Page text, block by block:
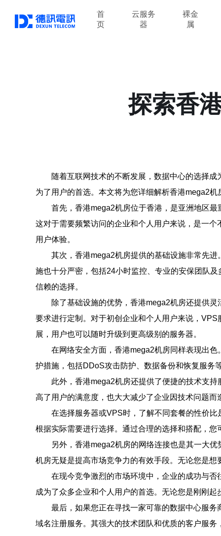
首
页
云服务
器
裸金
属
探索香
随着互联网技术的不断发展，数据中心的选择
为了用户的首选。本文将为您详细解析香港mega2
首先，香港mega2机房位于香港，是亚洲地区
这对于需要频繁访问的企业和个人用户来说，是一
用户体验。
其次，香港mega2机房提供的基础设施非常先
施也十分严密，包括24小时监控、专业的安保团队
信赖的选择。
除了基础设施的优势，香港mega2机房还提供
要求进行定制。对于初创企业和个人用户来说，
展，用户也可以随时升级到更高级别的服务器。
在网络安全方面，香港mega2机房同样表现出
护措施，包括DDoS攻击防护、数据备份和恢复服务
此外，香港mega2机房还提供了便捷的技术支
高了用户的满意度，也大大减少了企业因技术问题
在选择服务器或VPS时，了解不同套餐的性价
根据实际需要进行选择。通过合理的选择和搭配，
另外，香港mega2机房的网络连接也是其一大
机房无疑是提高市场竞争力的有效手段。无论您是
在现今竞争激烈的市场环境中，企业的成功与
成为了众多企业和个人用户的首选。无论您是刚刚
最后，如果您正在寻找一家可靠的数据中心服
域名注册服务。其强大的技术团队和优质的客户服